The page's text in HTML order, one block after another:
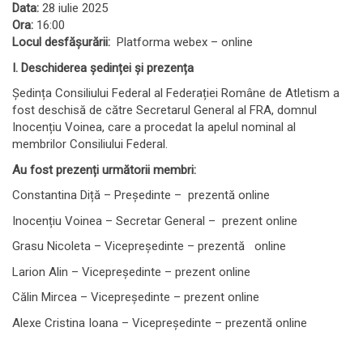
Data: 28 iulie 2025
Ora: 16:00
Locul desfășurării: Platforma webex – online
I. Deschiderea ședinței și prezența
Ședința Consiliului Federal al Federației Române de Atletism a
fost deschisă de către Secretarul General al FRA, domnul
Inocențiu Voinea, care a procedat la apelul nominal al
membrilor Consiliului Federal.
Au fost prezenți următorii membri:
Constantina Diță – Președinte – prezentă online
Inocențiu Voinea – Secretar General – prezent online
Grasu Nicoleta – Vicepreședinte – prezentă online
Larion Alin – Vicepreședinte – prezent online
Călin Mircea – Vicepreședinte – prezent online
Alexe Cristina Ioana – Vicepreședinte – prezentă online